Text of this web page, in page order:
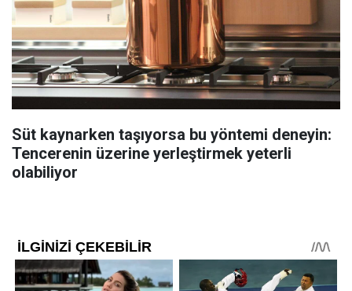
Süt kaynarken taşıyorsa bu yöntemi deneyin:
Tencerenin üzerine yerleştirmek yeterli
olabiliyor